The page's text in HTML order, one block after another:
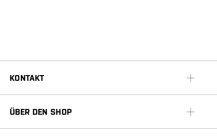
KONTAKT
ÜBER DEN SHOP